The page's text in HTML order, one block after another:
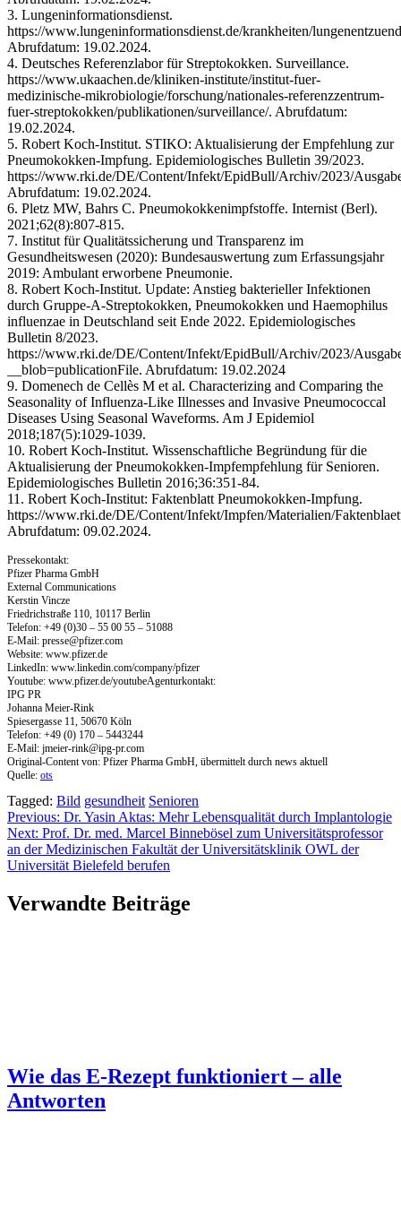
3. Lungeninformationsdienst.
https://www.lungeninformationsdienst.de/krankheiten/
Abrufdatum: 19.02.2024.
4. Deutsches Referenzlabor für Streptokokken. Surveillance.
https://www.ukaachen.de/kliniken-institute/institut-fuer-
medizinische-mikrobiologie/forschung/nationales-referenzzentrum-
fuer-streptokokken/publikationen/surveillance/. Abrufdatum:
19.02.2024.
5. Robert Koch-Institut. STIKO: Aktualisierung der Empfehlung zur
Pneumokokken-Impfung. Epidemiologisches Bulletin 39/2023.
https://www.rki.de/DE/Content/Infekt/EpidBull/Archiv/2023/
Abrufdatum: 19.02.2024.
6. Pletz MW, Bahrs C. Pneumokokkenimpfstoffe. Internist (Berl).
2021;62(8):807-815.
7. Institut für Qualitätssicherung und Transparenz im
Gesundheitswesen (2020): Bundesauswertung zum Erfassungsjahr
2019: Ambulant erworbene Pneumonie.
8. Robert Koch-Institut. Update: Anstieg bakterieller Infektionen
durch Gruppe-A-Streptokokken, Pneumokokken und Haemophilus
influenzae in Deutschland seit Ende 2022. Epidemiologisches
Bulletin 8/2023.
https://www.rki.de/DE/Content/Infekt/EpidBull/Archiv/2023/
__blob=publicationFile. Abrufdatum: 19.02.2024
9. Domenech de Cellès M et al. Characterizing and Comparing the
Seasonality of Influenza-Like Illnesses and Invasive Pneumococcal
Diseases Using Seasonal Waveforms. Am J Epidemiol
2018;187(5):1029-1039.
10. Robert Koch-Institut. Wissenschaftliche Begründung für die
Aktualisierung der Pneumokokken-Impfempfehlung für Senioren.
Epidemiologisches Bulletin 2016;36:351-84.
11. Robert Koch-Institut: Faktenblatt Pneumokokken-Impfung.
https://www.rki.de/DE/Content/Infekt/Impfen/Materialien/
Abrufdatum: 09.02.2024.
Pressekontakt:
Pfizer Pharma GmbH
External Communications
Kerstin Vincze
Friedrichstraße 110, 10117 Berlin
Telefon: +49 (0)30 – 55 00 55 – 51088
E-Mail: presse@pfizer.com
Website: www.pfizer.de
LinkedIn: www.linkedin.com/company/pfizer
Youtube: www.pfizer.de/youtubeAgenturkontakt:
IPG PR
Johanna Meier-Rink
Spiesergasse 11, 50670 Köln
Telefon: +49 (0) 170 – 5443244
E-Mail: jmeier-rink@ipg-pr.com
Original-Content von: Pfizer Pharma GmbH, übermittelt durch news aktuell
Quelle: ots
Tagged: Bild gesundheit Senioren
Beitragsnavigation
Previous: Dr. Yasin Aktas: Mehr Lebensqualität durch Implantologie
Next: Prof. Dr. med. Marcel Binnebösel zum Universitätsprofessor
an der Medizinischen Fakultät der Universitätsklinik OWL der
Universität Bielefeld berufen
Verwandte Beiträge
Wie das E-Rezept funktioniert – alle
Antworten